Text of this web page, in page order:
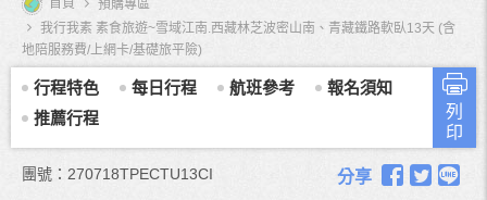
首頁
預購專區
我行我素 素食旅遊~雪域江南.西藏林芝波密山南、青藏鐵路軟臥13天 (含
地陪服務費/上網卡/基礎旅平險)
行程特色 每日行程 航班參考
報名須知
推薦行程
列
印
團號： 270718TPECTU13CI 分享